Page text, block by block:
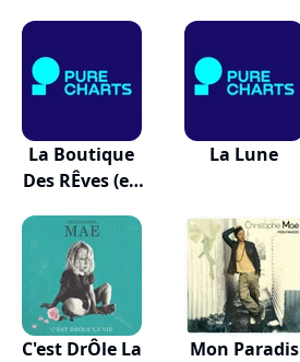
La Boutique
Des RÊves (en
La Lune
C'est DrÔle La
Mon Paradis